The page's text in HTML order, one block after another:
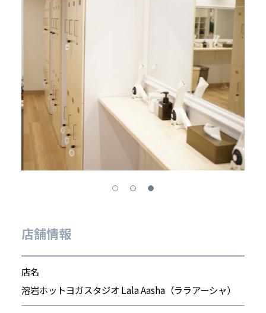
店舗情報
店名
溶岩ホットヨガスタジオ Lala Aasha（ララアーシャ）